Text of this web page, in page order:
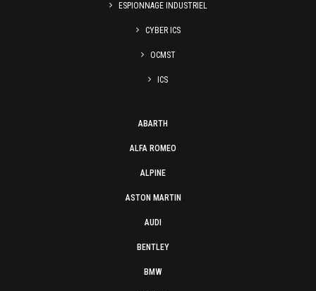
ESPIONNAGE INDUSTRIEL
CYBER ICS
OCMST
ICS
ABARTH
ALFA ROMEO
ALPINE
ASTON MARTIN
AUDI
BENTLEY
BMW